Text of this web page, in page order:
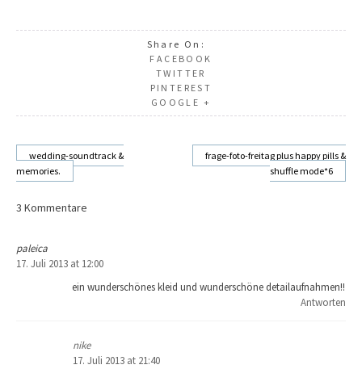
Share On:
FACEBOOK
TWITTER
PINTEREST
GOOGLE +
Beitragsnavigation
wedding-soundtrack &
memories.
frage-foto-freitag plus happy pills &
shuffle mode*6
3 Kommentare
paleica
17. Juli 2013 at 12:00
ein wunderschönes kleid und wunderschöne detailaufnahmen!!
Antworten
nike
17. Juli 2013 at 21:40